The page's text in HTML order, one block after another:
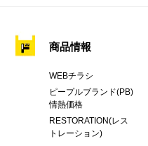
商品情報
WEBチラシ
ピープルブランド(PB)
情熱価格
RESTORATION(レス
トレーション)